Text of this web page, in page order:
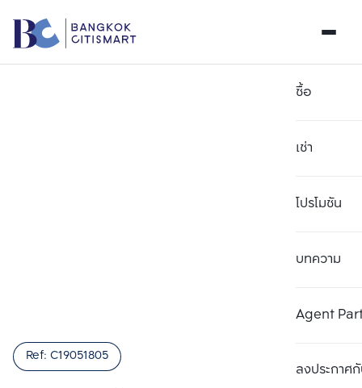
ซื้อ
เช่า
โปรโมชัน
บทความ
Agent
ลงประกาศกั
Ref: C19051805 เปรียบเทียบ